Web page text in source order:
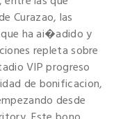
Curazao, las
ha ai�adido y
repleta sobre
VIP progreso
de bonificacion,
desde